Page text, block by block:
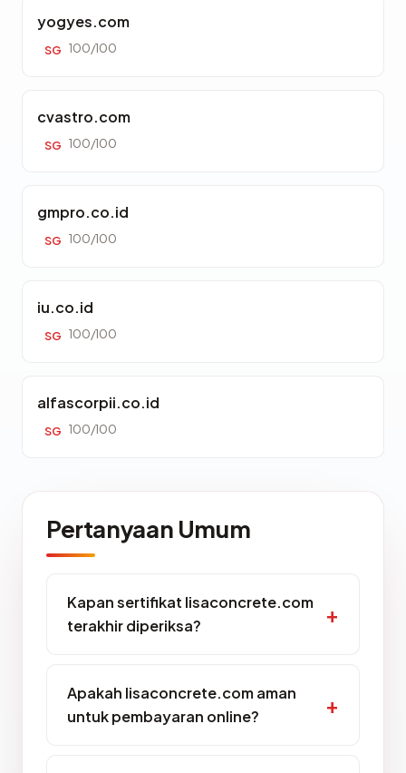
yogyes.com
SG 100/100
cvastro.com
SG 100/100
gmpro.co.id
SG 100/100
iu.co.id
SG 100/100
alfascorpii.co.id
SG 100/100
Pertanyaan Umum
Kapan sertifikat lisaconcrete.com
terakhir diperiksa?
Apakah lisaconcrete.com aman
untuk pembayaran online?